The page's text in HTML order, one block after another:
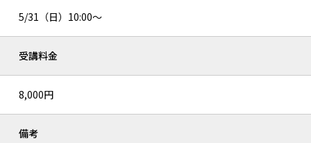
5/31（日）10:00～
受講料金
8,000円
備考